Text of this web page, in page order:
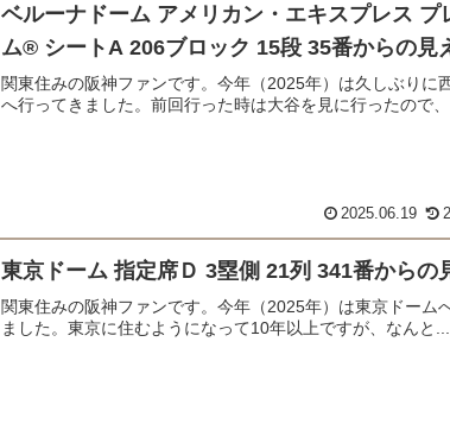
ベルーナドーム アメリカン・エキスプレス プ
ム® シートA 206ブロック 15段 35番からの見
関東住みの阪神ファンです。今年（2025年）は久しぶりに
へ行ってきました。前回行った時は大谷を見に行ったので、
2025.06.19
東京ドーム 指定席Ｄ 3塁側 21列 341番からの
関東住みの阪神ファンです。今年（2025年）は東京ドーム
ました。東京に住むようになって10年以上ですが、なんと...